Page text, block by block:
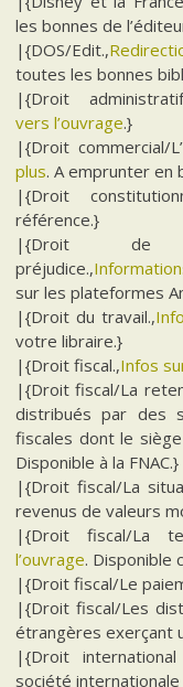
les bonnes de
|{DOS/Edit.,
toutes les bonnes
|{Droit
vers l’ouvrage.}
|{Droit commercial/
plus. A emprunter en
|{Droit
référence.}
|{Droit de
préjudice.,
sur les plateformes
|{Droit du travail.,
votre libraire.}
|{Droit fiscal.,Infos
|{Droit fiscal/La
distribués par des
fiscales dont le
Disponible à la FNAC.}
|{Droit fiscal/La
revenus de valeurs
|{Droit fiscal/La
l’ouvrage. Disponible
|{Droit fiscal/Le
|{Droit fiscal/Les
étrangères exerçant
|{Droit
société